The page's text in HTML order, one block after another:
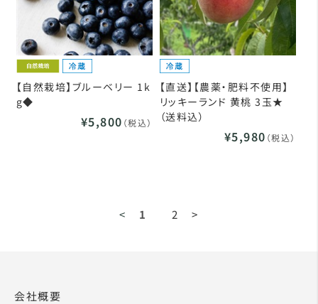
【自然栽培】ブルーベリー 1k
g◆
¥5,800 （税込）
【直送】【農薬・肥料不使用】
リッキーランド 黄桃 3玉★
（送料込）
¥5,980 （税込）
< 1 2 >
会社概要